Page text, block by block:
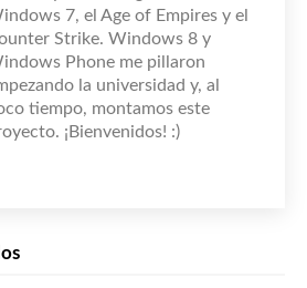
7, el Age of Empires y el
Strike. Windows 8 y
Phone me pillaron
la universidad y, al
tiempo, montamos este
¡Bienvenidos! :)